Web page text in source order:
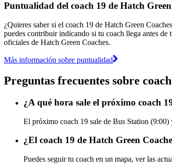
Puntualidad del coach 19 de Hatch
¿Quieres saber si el coach 19 de Hatch Green
puedes contribuir indicando si tu coach llega antes de
oficiales de Hatch Green Coaches.
Más información sobre puntualidad
Preguntas frecuentes sobre
¿A qué hora sale el próximo coach
El próximo coach 19 sale de Bus Station
¿El coach 19 de Hatch Green
Puedes seguir tu coach en un mapa, ver las